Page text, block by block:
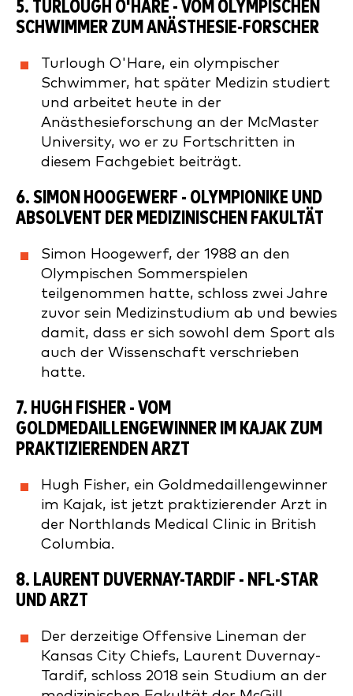
5. TURLOUGH O'HARE - VOM OLYMPISCHEN
SCHWIMMER ZUM ANÄSTHESIE-FORSCHER
Turlough O'Hare, ein olympischer
Schwimmer, hat später Medizin studiert
und arbeitet heute in der
Anästhesieforschung an der McMaster
University, wo er zu Fortschritten in
diesem Fachgebiet beiträgt.
6. SIMON HOOGEWERF - OLYMPIONIKE UND
ABSOLVENT DER MEDIZINISCHEN FAKULTÄT
Simon Hoogewerf, der 1988 an den
Olympischen Sommerspielen
teilgenommen hatte, schloss zwei Jahre
zuvor sein Medizinstudium ab und bewies
damit, dass er sich sowohl dem Sport als
auch der Wissenschaft verschrieben
hatte.
7. HUGH FISHER - VOM
GOLDMEDAILLENGEWINNER IM KAJAK ZUM
PRAKTIZIERENDEN ARZT
Hugh Fisher, ein Goldmedaillengewinner
im Kajak, ist jetzt praktizierender Arzt in
der Northlands Medical Clinic in British
Columbia.
8. LAURENT DUVERNAY-TARDIF - NFL-STAR
UND ARZT
Der derzeitige Offensive Lineman der
Kansas City Chiefs, Laurent Duvernay-
Tardif, schloss 2018 sein Studium an der